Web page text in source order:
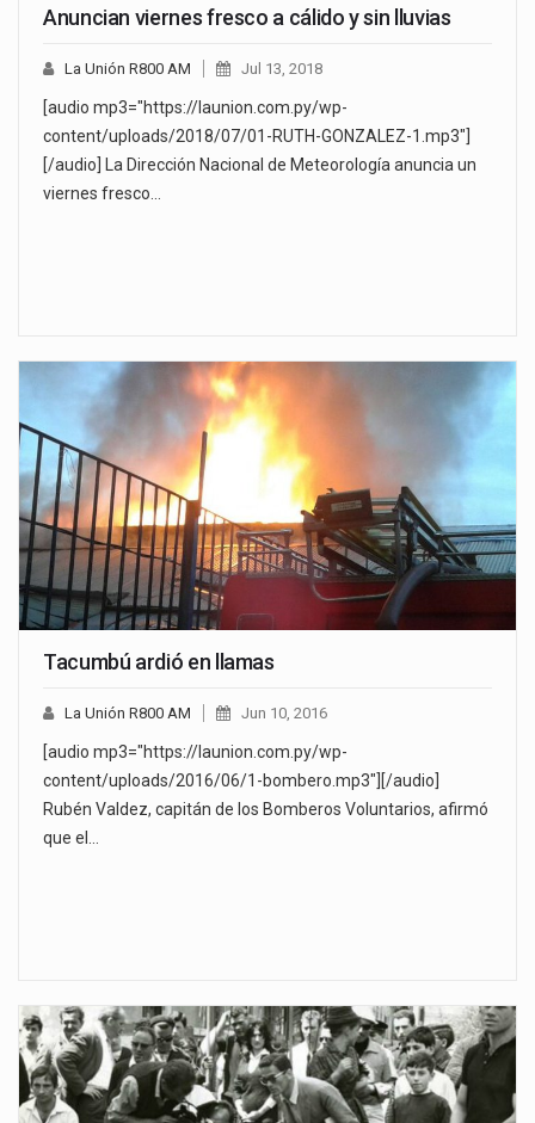
Anuncian viernes fresco a cálido y sin lluvias
La Unión R800 AM Jul 13, 2018
[audio mp3="https://launion.com.py/wp-
content/uploads/2018/07/01-RUTH-GONZALEZ-1.mp3"]
[/audio] La Dirección Nacional de Meteorología anuncia un
viernes fresco…
Tacumbú ardió en llamas
La Unión R800 AM Jun 10, 2016
[audio mp3="https://launion.com.py/wp-
content/uploads/2016/06/1-bombero.mp3"][/audio]
Rubén Valdez, capitán de los Bomberos Voluntarios, afirmó
que el…